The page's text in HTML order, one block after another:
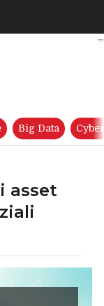
degli asset
Big Data
asset